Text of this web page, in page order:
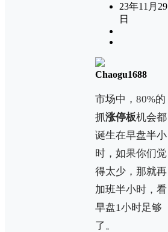
23年11月29
日
Chaogu1688
市场中，80%的
抓涨停板机会都
诞生在早盘半小
时，如果你们觉
得太少，那就再
加班半小时，看
早盘1小时足够
了。